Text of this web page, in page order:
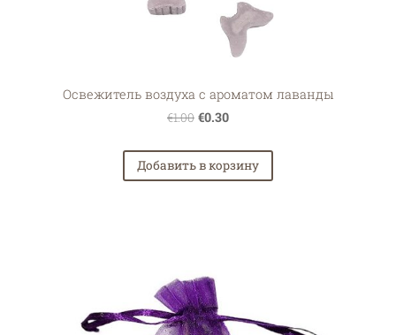
Освежитель воздуха с ароматом лаванды
€1.00 €0.30
Добавить в корзину